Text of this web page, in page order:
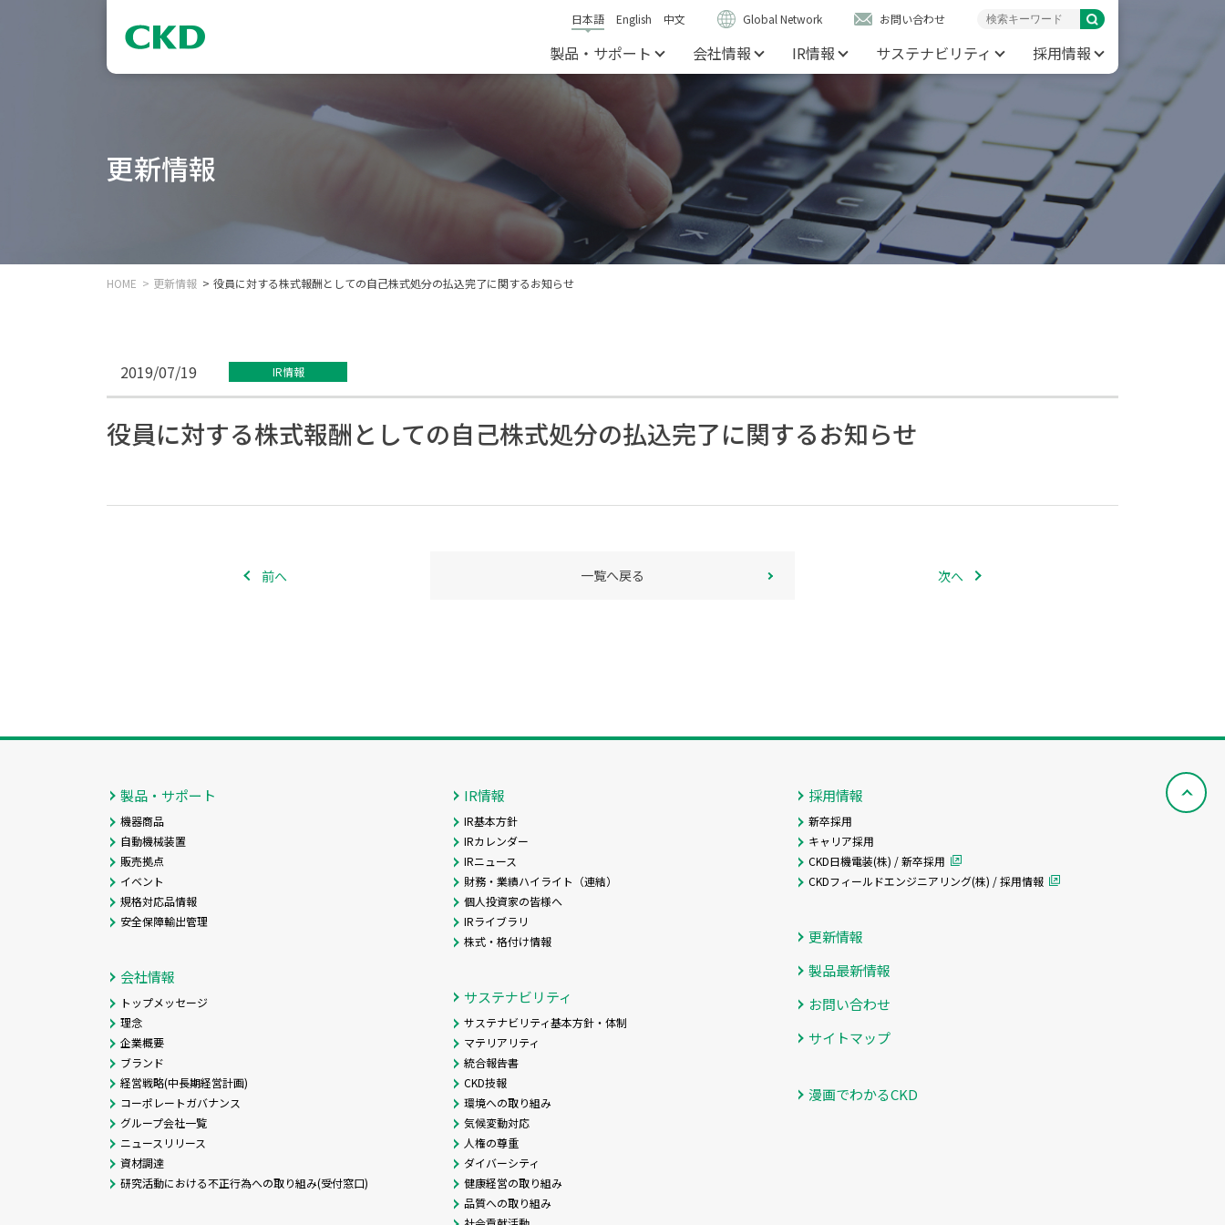
日本語 English 中文 Global Network お問い合わせ
製品・サポート 会社情報 IR情報 サステナビリティ 採用情報
更新情報
HOME 更新情報 役員に対する株式報酬としての自己株式処分の払込完了に関するお知らせ
2019/07/19 IR情報
役員に対する株式報酬としての自己株式処分の払込完了に関するお知らせ
前へ 次へ
一覧へ戻る
製品・サポート
機器商品
自動機械装置
販売拠点
イベント
規格対応品情報
安全保障輸出管理
会社情報
トップメッセージ
理念
企業概要
ブランド
経営戦略(中長期経営計画)
コーポレートガバナンス
グループ会社一覧
ニュースリリース
資材調達
研究活動における不正行為への取り組み(受付窓口)
IR情報
IR基本方針
IRカレンダー
IRニュース
財務・業績ハイライト（連結）
個人投資家の皆様へ
IRライブラリ
株式・格付け情報
サステナビリティ
サステナビリティ基本方針・体制
マテリアリティ
統合報告書
CKD技報
環境への取り組み
気候変動対応
人権の尊重
ダイバーシティ
健康経営の取り組み
品質への取り組み
採用情報
新卒採用
キャリア採用
CKD日機電装(株) / 新卒採用
CKDフィールドエンジニアリング(株) / 採用情報
更新情報
製品最新情報
お問い合わせ
サイトマップ
漫画でわかるCKD